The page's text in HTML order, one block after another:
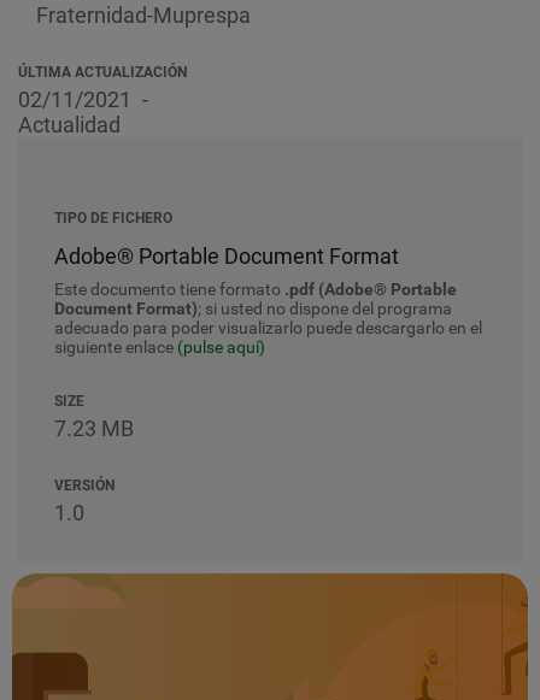
Fraternidad-Muprespa
ÚLTIMA ACTUALIZACIÓN
02/11/2021
Actualidad
TIPO DE FICHERO
Adobe® Portable Document Format
Este documento tiene formato .pdf (Adobe® Portable
Document Format); si usted no dispone del programa
adecuado para poder visualizarlo puede descargarlo en el
siguiente enlace (pulse aquí)
SIZE
7.23 MB
VERSIÓN
1.0